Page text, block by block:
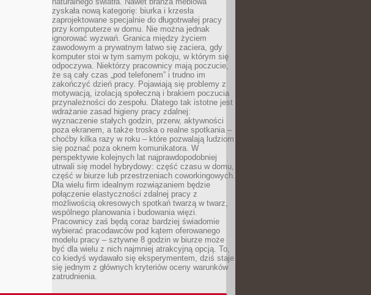
zyskała nową kategorię: biurka i krzesła
zaprojektowane specjalnie do długotrwałej pracy
przy komputerze w domu. Nie można jednak
ignorować wyzwań. Granica między życiem
zawodowym a prywatnym łatwo się zaciera, gdy
komputer stoi w tym samym pokoju, w którym się
odpoczywa. Niektórzy pracownicy mają poczucie,
że są cały czas „pod telefonem” i trudno im
zakończyć dzień pracy. Pojawiają się problemy z
motywacją, izolacją społeczną i brakiem poczucia
przynależności do zespołu. Dlatego tak istotne jest
wdrażanie zasad higieny pracy zdalnej:
wyznaczenie stałych godzin, przerw, aktywności
poza ekranem, a także troska o realne spotkania –
choćby kilka razy w roku – które pozwalają ludziom
się poznać poza oknem komunikatora. W
perspektywie kolejnych lat najprawdopodobniej
utrwali się model hybrydowy: część czasu w domu,
część w biurze lub przestrzeniach coworkingowych.
Dla wielu firm idealnym rozwiązaniem będzie
połączenie elastyczności zdalnej pracy z
możliwością okresowych spotkań twarzą w twarz,
wspólnego planowania i budowania więzi.
Pracownicy zaś będą coraz bardziej świadomie
wybierać pracodawców pod kątem oferowanego
modelu pracy – sztywne 8 godzin w biurze może
być dla wielu z nich najmniej atrakcyjną opcją. To,
co kiedyś wydawało się eksperymentem, dziś staje
się jednym z głównych kryteriów oceny warunków
zatrudnienia.